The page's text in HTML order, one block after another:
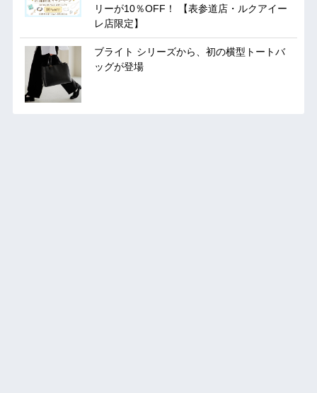
リーが10％OFF！ 【表参道店・ルクアイー
レ店限定】
ブライト シリーズから、初の横型トートバ
ッグが登場